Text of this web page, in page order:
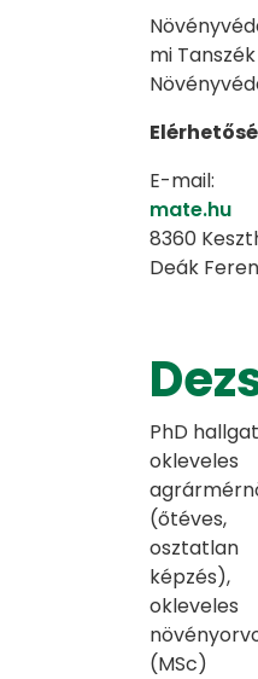
mi Tanszék
E-
mate.hu
8360
Deák
PhD
okleveles
(őtéves,
osztatlan
képzés),
okleveles
(MSc)